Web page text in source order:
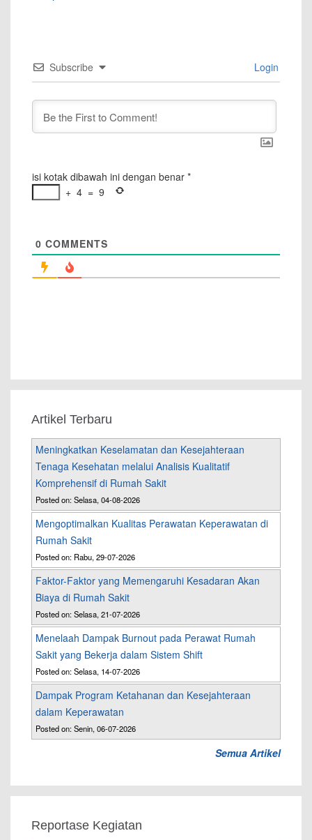
Subscribe Login
isi kotak dibawah ini dengan benar *
+ 4 = 9
0 COMMENTS
Artikel Terbaru
Meningkatkan Keselamatan dan Kesejahteraan
Tenaga Kesehatan melalui Analisis Kualitatif
Komprehensif di Rumah Sakit
Posted on: Selasa, 04-08-2026
Mengoptimalkan Kualitas Perawatan Keperawatan di
Rumah Sakit
Posted on: Rabu, 29-07-2026
Faktor-Faktor yang Memengaruhi Kesadaran Akan
Biaya di Rumah Sakit
Posted on: Selasa, 21-07-2026
Menelaah Dampak Burnout pada Perawat Rumah
Sakit yang Bekerja dalam Sistem Shift
Posted on: Selasa, 14-07-2026
Dampak Program Ketahanan dan Kesejahteraan
dalam Keperawatan
Posted on: Senin, 06-07-2026
Semua Artikel
Reportase Kegiatan